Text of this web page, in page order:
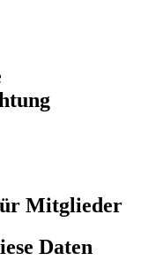
Mitglieder
Daten